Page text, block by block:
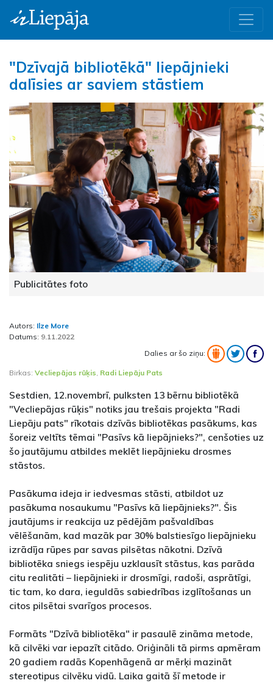
"Dzīvajā bibliotēkā" liepājnieki
dalīsies ar saviem stāstiem
Publicitātes foto
Autors: Ilze More
Datums: 9.11.2022
Dalies ar šo ziņu:
Birkas: Vecliepājas rūķis, Radi Liepāju Pats
Sestdien, 12.novembrī, pulksten 13 bērnu bibliotēkā
"Vecliepājas rūķis" notiks jau trešais projekta "Radi
Liepāju pats" rīkotais dzīvās bibliotēkas pasākums, kas
šoreiz veltīts tēmai "Pasīvs kā liepājnieks?", cenšoties uz
šo jautājumu atbildes meklēt liepājnieku drosmes
stāstos.
Pasākuma ideja ir iedvesmas stāsti, atbildot uz
pasākuma nosaukumu "Pasīvs kā liepājnieks?". Šis
jautājums ir reakcija uz pēdējām pašvaldības
vēlēšanām, kad mazāk par 30% balstiesīgo liepājnieku
izrādīja rūpes par savas pilsētas nākotni. Dzīvā
bibliotēka sniegs iespēju uzklausīt stāstus, kas parāda
citu realitāti – liepājnieki ir drosmīgi, radoši, asprātīgi,
tic tam, ko dara, ieguldās sabiedrības izglītošanas un
citos pilsētai svarīgos procesos.
Formāts "Dzīvā bibliotēka" ir pasaulē zināma metode,
kā cilvēki var iepazīt citādo. Oriģināli tā pirms apmēram
20 gadiem radās Kopenhāgenā ar mērķi mazināt
stereotipus cilvēku vidū. Laika gaitā šī metode ir